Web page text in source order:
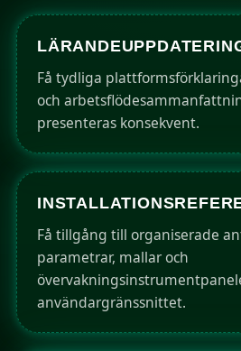
Få tydliga
och
presenteras konsekvent.
Få tillgång till organiserade
parametrar, mallar och
användargränssnittet.